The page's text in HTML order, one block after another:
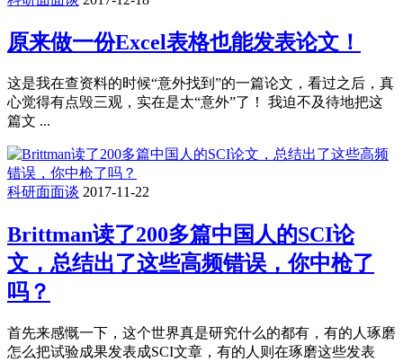
原来做一份Excel表格也能发表论文！
这是我在查资料的时候“意外找到”的一篇论文，看过之后，真
心觉得有点毁三观，实在是太“意外”了！ 我迫不及待地把这
篇文 ...
科研面面谈 2017-11-22
Brittman读了200多篇中国人的SCI论
文，总结出了这些高频错误，你中枪了
吗？
首先来感慨一下，这个世界真是研究什么的都有，有的人琢磨
怎么把试验成果发表成SCI文章，有的人则在琢磨这些发表